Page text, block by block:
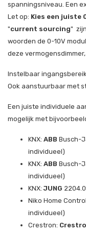
spanningsniveau. Een
Let op: Kies een juiste
"current sourcing"
woorden de 0-10V
deze
Instelbaar
Ook aanstuurbaar met
Een juiste individuele
mogelijk met
KNX: ABB Busch-
individueel)
KNX: ABB Busch-
individueel)
KNX: JUNG
Niko Home
individueel)
Crestron: